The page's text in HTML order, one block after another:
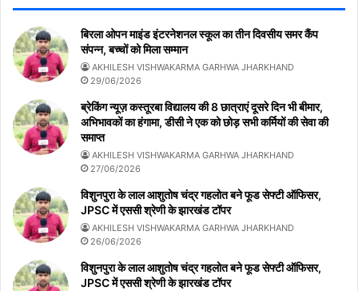
बिरला ओपन माइंड इंटरनेशनल स्कूल का तीन दिवसीय समर कैंप
संपन्न, बच्चों को मिला सम्मान
AKHILESH VISHWAKARMA GARHWA JHARKHAND
29/06/2026
ब्रेकिंग न्यूज़ कस्तूरबा विद्यालय की 8 छात्राएं दूसरे दिन भी बीमार,
अभिभावकों का हंगामा, डीसी ने एक को छोड़ सभी कर्मियों की सेवा की
समाप्त
AKHILESH VISHWAKARMA GARHWA JHARKHAND
27/06/2026
विशुनपुरा के लाल आशुतोष चंद्र गहलोत बने फूड सेफ्टी ऑफिसर,
JPSC में एससी श्रेणी के झारखंड टॉपर
AKHILESH VISHWAKARMA GARHWA JHARKHAND
26/06/2026
विशुनपुरा के लाल आशुतोष चंद्र गहलोत बने फूड सेफ्टी ऑफिसर,
JPSC में एससी श्रेणी के झारखंड टॉपर